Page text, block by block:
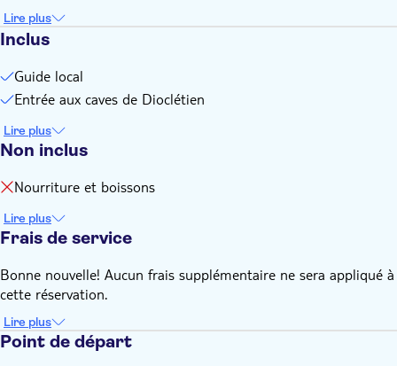
Lire plus
Inclus
Guide local
Entrée aux caves de Dioclétien
Lire plus
Non inclus
Nourriture et boissons
Lire plus
Frais de service
Bonne nouvelle! Aucun frais supplémentaire ne sera appliqué à
cette réservation.
Lire plus
Point de départ